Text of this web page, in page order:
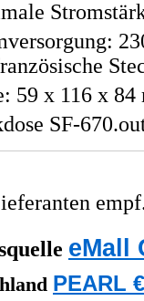
59 x 116 x
SF-
eMall
PEARL